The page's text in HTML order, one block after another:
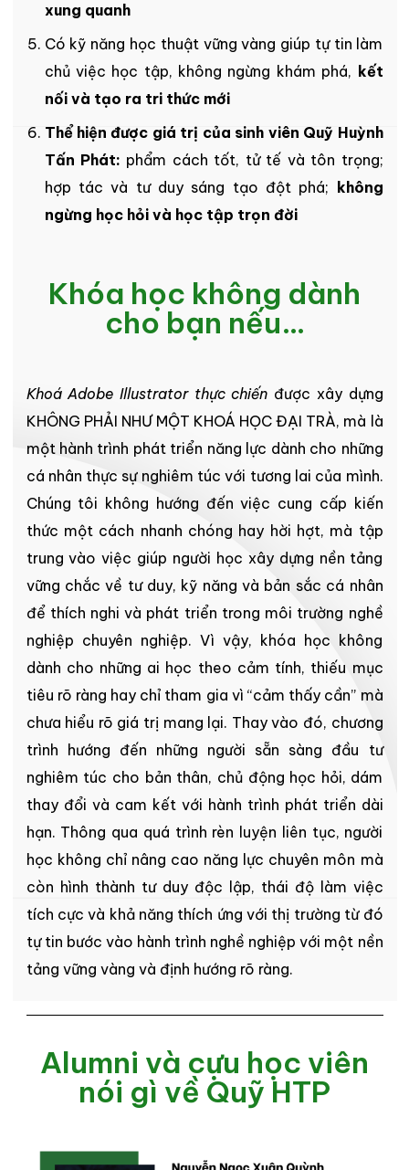
xung quanh
Có kỹ năng học thuật vững vàng giúp tự tin làm
chủ việc học tập, không ngừng khám phá, kết
nối và tạo ra tri thức mới
Thể hiện được giá trị của sinh viên Quỹ Huỳnh
Tấn Phát: phẩm cách tốt, tử tế và tôn trọng;
hợp tác và tư duy sáng tạo đột phá; không
ngừng học hỏi và học tập trọn đời
Khóa học không dành
cho bạn nếu…
Khoá Adobe Illustrator thực chiến được xây dựng
KHÔNG PHẢI NHƯ MỘT KHOÁ HỌC ĐẠI TRÀ, mà là
một hành trình phát triển năng lực dành cho những
cá nhân thực sự nghiêm túc với tương lai của mình.
Chúng tôi không hướng đến việc cung cấp kiến
thức một cách nhanh chóng hay hời hợt, mà tập
trung vào việc giúp người học xây dựng nền tảng
vững chắc về tư duy, kỹ năng và bản sắc cá nhân
để thích nghi và phát triển trong môi trường nghề
nghiệp chuyên nghiệp. Vì vậy, khóa học không
dành cho những ai học theo cảm tính, thiếu mục
tiêu rõ ràng hay chỉ tham gia vì “cảm thấy cần” mà
chưa hiểu rõ giá trị mang lại. Thay vào đó, chương
trình hướng đến những người sẵn sàng đầu tư
nghiêm túc cho bản thân, chủ động học hỏi, dám
thay đổi và cam kết với hành trình phát triển dài
hạn. Thông qua quá trình rèn luyện liên tục, người
học không chỉ nâng cao năng lực chuyên môn mà
còn hình thành tư duy độc lập, thái độ làm việc
tích cực và khả năng thích ứng với thị trường từ đó
tự tin bước vào hành trình nghề nghiệp với một nền
tảng vững vàng và định hướng rõ ràng.
Alumni và cựu học viên
nói gì về Quỹ HTP